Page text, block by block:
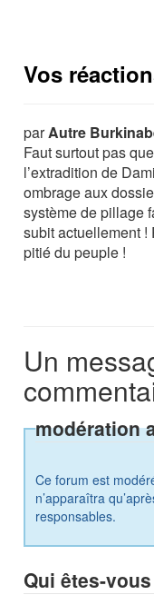
Vos
parAutre
Faut surtout pas
l’extradition de
ombrage aux
système de pillage
subit actuellement !
pitié du peuple !
Un
modération
Ce forum est
n’apparaîtra
responsables.
Qui êtes-